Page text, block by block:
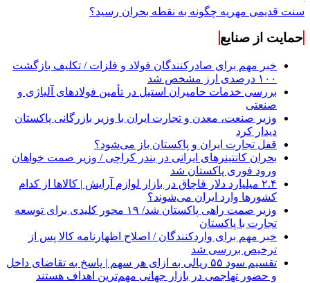
سنت قدیمی مهریه چگونه به نقطه بحران رسید؟
حمایت از صنایع
خبر مهم برای صادرکنندگان فولاد و فلزات / تکلیف بازگشت
۱۰۰ درصدی ارز مشخص شد
بررسی خدمات حامیران استیل در تأمین فولادهای آلیاژی و
صنعتی
وزیر صنعت، معدن و تجارت ایران با وزیر بازرگانی پاکستان
دیدار کرد
قفل تجارت ایران و پاکستان باز می‌شود؟
بحران کانتینر‌های ایرانی در بندر کراچی / وزیر صمت خواهان
ورود فوری پاکستان شد
۲.۴ میلیارد دلار قاچاق در بازار لوازم آرایش | کالاها از کدام
کشورها وارد ایران می‌شوند؟
وزیر صمت راهی پاکستان شد/ ۱۹ محور کلیدی برای توسعه
تجارت با پاکستان
خبر مهم برای واردکنندگان / اصلاح اظهارنامه کالا پس از
ترخیص بررسی شد
تقسیم سود ۵۵ ریالی به ازای هر سهم | پاسخ به تقاضای داخل
و حضور تهاجمی در بازار جهانی مهم‌ترین اهداف هستند